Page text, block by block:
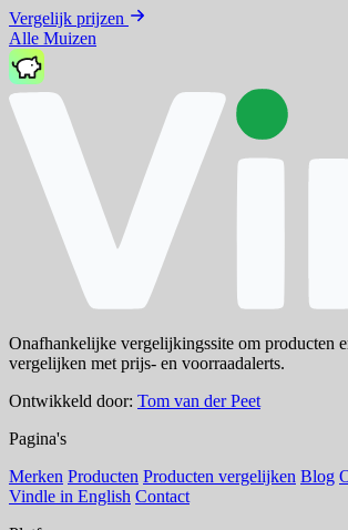
Vergelijk prijzen
Alle Muizen
Onafhankelijke vergelijkingssite om producten
vergelijken met prijs- en voorraadalerts.
Ontwikkeld door: Tom van der Peet
Pagina's
Merken Producten Producten vergelijken Blog
Vindle in English Contact